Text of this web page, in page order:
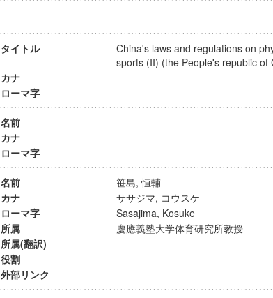
タイトル
China's laws and regulations on
sports (II) (the People's republic
カナ
ローマ字
名前
カナ
ローマ字
名前
笹島, 恒輔
カナ
ササジマ, コウスケ
ローマ字
Sasajima, Kosuke
所属
慶應義塾大学体育研究所教授
所属(翻訳)
役割
外部リンク